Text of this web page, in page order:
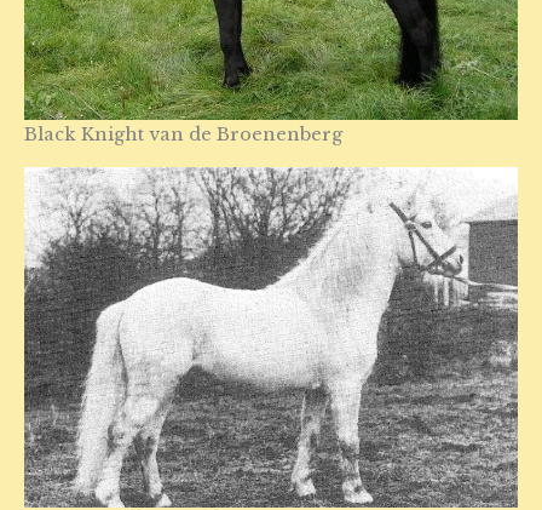
Black Knight van de Broenenberg